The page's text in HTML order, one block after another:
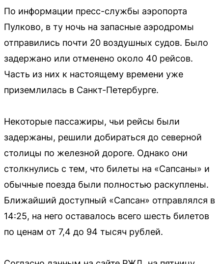
По информации пресс-службы аэропорта
Пулково, в ту ночь на запасные аэродромы
отправились почти 20 воздушных судов. Было
задержано или отменено около 40 рейсов.
Часть из них к настоящему времени уже
приземлилась в Санкт-Петербурге.
Некоторые пассажиры, чьи рейсы были
задержаны, решили добираться до северной
столицы по железной дороге. Однако они
столкнулись с тем, что билеты на «Сапсаны» и
обычные поезда были полностью раскуплены.
Ближайший доступный «Сапсан» отправлялся в
14:25, на него оставалось всего шесть билетов
по ценам от 7,4 до 94 тысяч рублей.